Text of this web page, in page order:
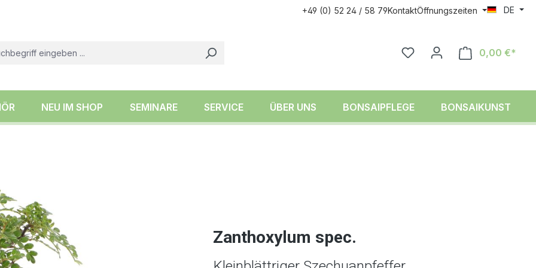
+49 (0) 52 24 / 58 79KontaktÖffnungszeiten DE
0,00 €*
NEU IM SHOP SEMINARE SERVICE ÜBER UNS BONSAIPFLEGE BONSAIKUNST
Zanthoxylum spec.